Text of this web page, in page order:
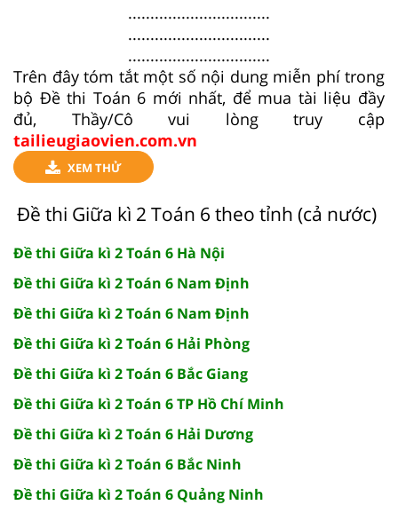
................................
................................
................................
Trên đây tóm tắt một số nội dung miễn phí trong
bộ Đề thi Toán 6 mới nhất, để mua tài liệu đầy
đủ, Thầy/Cô vui lòng truy cập
tailieugiaovien.com.vn
XEM THỬ
Đề thi Giữa kì 2 Toán 6 theo tỉnh (cả nước)
Đề thi Giữa kì 2 Toán 6 Hà Nội
Đề thi Giữa kì 2 Toán 6 Nam Định
Đề thi Giữa kì 2 Toán 6 Nam Định
Đề thi Giữa kì 2 Toán 6 Hải Phòng
Đề thi Giữa kì 2 Toán 6 Bắc Giang
Đề thi Giữa kì 2 Toán 6 TP Hồ Chí Minh
Đề thi Giữa kì 2 Toán 6 Hải Dương
Đề thi Giữa kì 2 Toán 6 Bắc Ninh
Đề thi Giữa kì 2 Toán 6 Quảng Ninh